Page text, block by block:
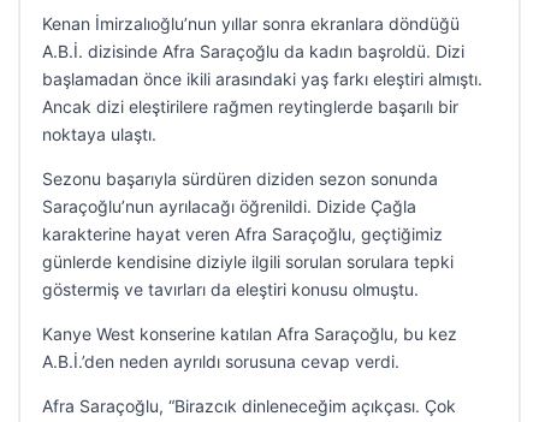
Kenan İmirzalıoğlu’nun yıllar sonra ekranlara döndüğü
A.B.İ. dizisinde Afra Saraçoğlu da kadın başroldü. Dizi
başlamadan önce ikili arasındaki yaş farkı eleştiri almıştı.
Ancak dizi eleştirilere rağmen reytinglerde başarılı bir
noktaya ulaştı.
Sezonu başarıyla sürdüren diziden sezon sonunda
Saraçoğlu’nun ayrılacağı öğrenildi. Dizide Çağla
karakterine hayat veren Afra Saraçoğlu, geçtiğimiz
günlerde kendisine diziyle ilgili sorulan sorulara tepki
göstermiş ve tavırları da eleştiri konusu olmuştu.
Kanye West konserine katılan Afra Saraçoğlu, bu kez
A.B.İ.’den neden ayrıldı sorusuna cevap verdi.
Afra Saraçoğlu, “Birazcık dinleneceğim açıkçası. Çok